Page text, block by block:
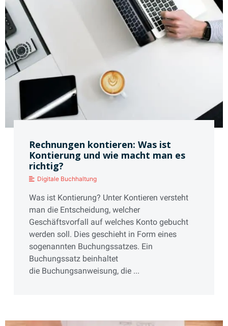
Rechnungen kontieren: Was ist
Kontierung und wie macht man es
richtig?
Digitale Buchhaltung
Was ist Kontierung? Unter Kontieren versteht
man die Entscheidung, welcher
Geschäftsvorfall auf welches Konto gebucht
werden soll. Dies geschieht in Form eines
sogenannten Buchungssatzes. Ein
Buchungssatz beinhaltet
die Buchungsanweisung, die ...